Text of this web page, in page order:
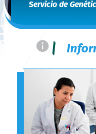
Servicio de
= |